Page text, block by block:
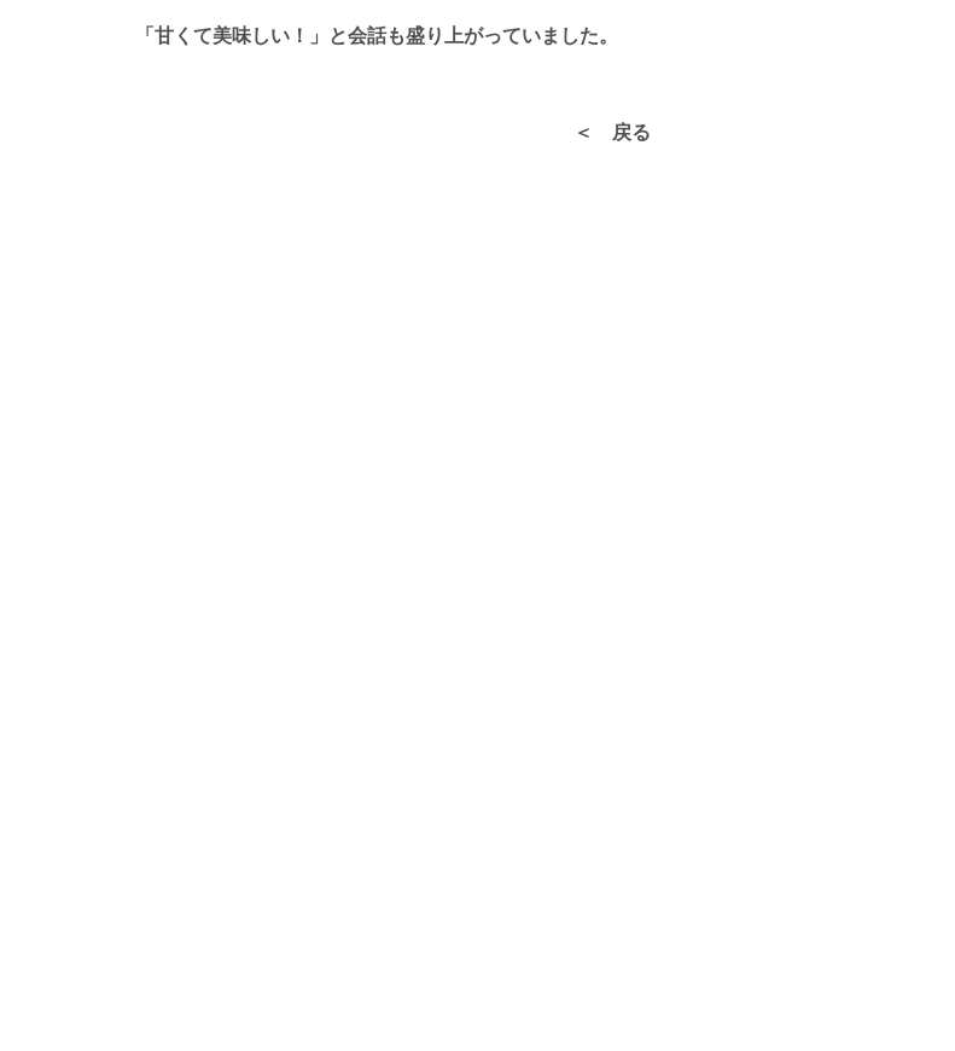
「甘くて美味しい！」と会話も盛り上がっていました。
＜ 戻る